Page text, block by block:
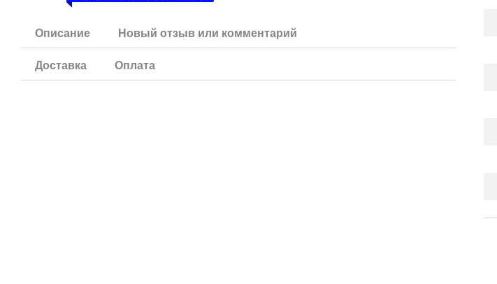
Описание Новый отзыв или комментарий
Доставка Оплата